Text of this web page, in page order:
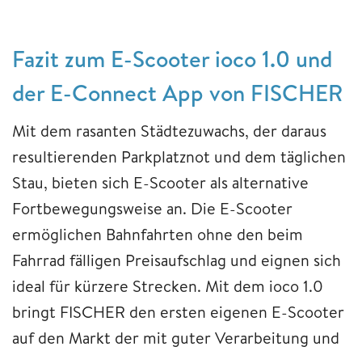
Fazit zum E-Scooter ioco 1.0 und
der E-Connect App von FISCHER
Mit dem rasanten Städtezuwachs, der daraus
resultierenden Parkplatznot und dem täglichen
Stau, bieten sich E-Scooter als alternative
Fortbewegungsweise an. Die E-Scooter
ermöglichen Bahnfahrten ohne den beim
Fahrrad fälligen Preisaufschlag und eignen sich
ideal für kürzere Strecken. Mit dem ioco 1.0
bringt FISCHER den ersten eigenen E-Scooter
auf den Markt der mit guter Verarbeitung und